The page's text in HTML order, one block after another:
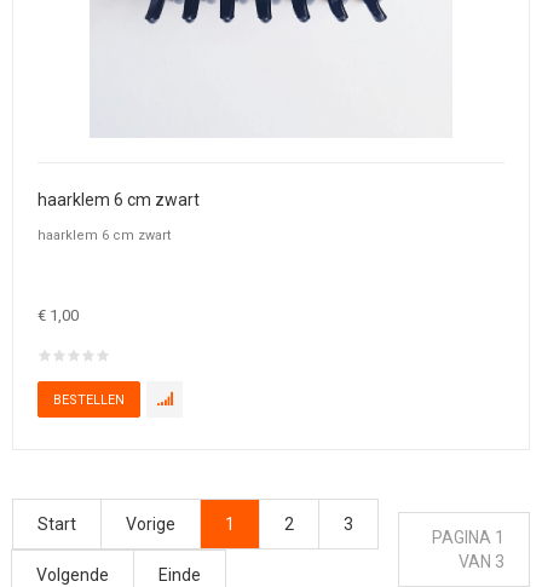
haarklem 6 cm zwart
haarklem 6 cm zwart
€ 1,00
Start Vorige 1 2 3
Volgende Einde
PAGINA 1
VAN 3